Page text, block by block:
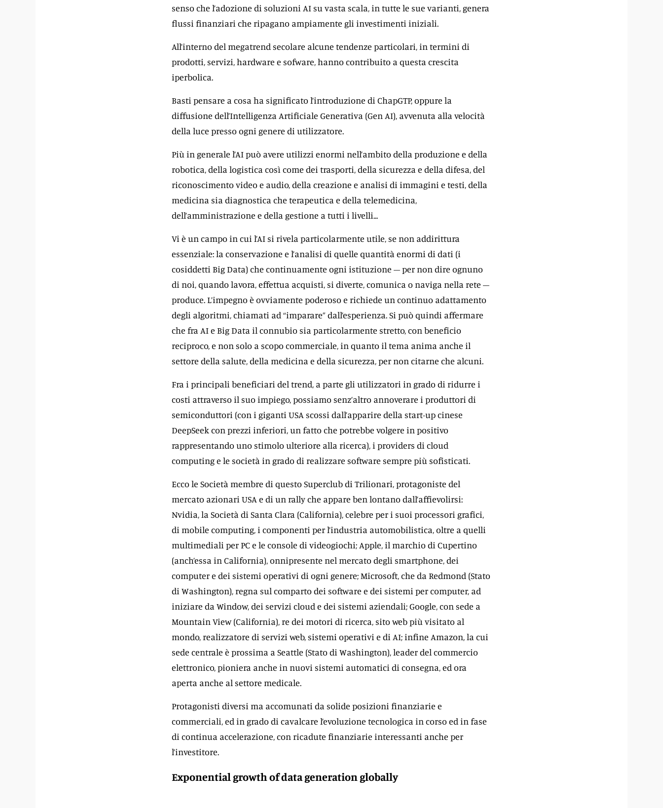
senso che l’adozione di soluzioni AI su vasta scala, in tutte le sue varianti, genera
flussi finanziari che ripagano ampiamente gli investimenti iniziali.
All’interno del megatrend secolare alcune tendenze particolari, in termini di
prodotti, servizi, hardware e sofware, hanno contribuito a questa crescita
iperbolica.
Basti pensare a cosa ha significato l’introduzione di ChapGTP, oppure la
diffusione dell’Intelligenza Artificiale Generativa (Gen AI), avvenuta alla velocità
della luce presso ogni genere di utilizzatore.
Più in generale l’AI può avere utilizzi enormi nell’ambito della produzione e della
robotica, della logistica così come dei trasporti, della sicurezza e della difesa, del
riconoscimento video e audio, della creazione e analisi di immagini e testi, della
medicina sia diagnostica che terapeutica e della telemedicina,
dell’amministrazione e della gestione a tutti i livelli...
Vi è un campo in cui l’AI si rivela particolarmente utile, se non addirittura
essenziale: la conservazione e l’analisi di quelle quantità enormi di dati (i
cosiddetti Big Data) che continuamente ogni istituzione – per non dire ognuno
di noi, quando lavora, effettua acquisti, si diverte, comunica o naviga nella rete –
produce. L’impegno è ovviamente poderoso e richiede un continuo adattamento
degli algoritmi, chiamati ad “imparare” dall’esperienza. Si può quindi affermare
che fra AI e Big Data il connubio sia particolarmente stretto, con beneficio
reciproco, e non solo a scopo commerciale, in quanto il tema anima anche il
settore della salute, della medicina e della sicurezza, per non citarne che alcuni.
Fra i principali beneficiari del trend, a parte gli utilizzatori in grado di ridurre i
costi attraverso il suo impiego, possiamo senz’altro annoverare i produttori di
semiconduttori (con i giganti USA scossi dall’apparire della start-up cinese
DeepSeek con prezzi inferiori, un fatto che potrebbe volgere in positivo
rappresentando uno stimolo ulteriore alla ricerca), i providers di cloud
computing e le società in grado di realizzare software sempre più sofisticati.
Ecco le Società membre di questo Superclub di Trilionari, protagoniste del
mercato azionari USA e di un rally che appare ben lontano dall’affievolirsi:
Nvidia, la Società di Santa Clara (California), celebre per i suoi processori grafici,
di mobile computing, i componenti per l’industria automobilistica, oltre a quelli
multimediali per PC e le console di videogiochi; Apple, il marchio di Cupertino
(anch’essa in California), onnipresente nel mercato degli smartphone, dei
computer e dei sistemi operativi di ogni genere; Microsoft, che da Redmond (Stato
di Washington), regna sul comparto dei software e dei sistemi per computer, ad
iniziare da Window, dei servizi cloud e dei sistemi aziendali; Google, con sede a
Mountain View (California), re dei motori di ricerca, sito web più visitato al
mondo, realizzatore di servizi web, sistemi operativi e di AI; infine Amazon, la cui
sede centrale è prossima a Seattle (Stato di Washington), leader del commercio
elettronico, pioniera anche in nuovi sistemi automatici di consegna, ed ora
aperta anche al settore medicale.
Protagonisti diversi ma accomunati da solide posizioni finanziarie e
commerciali, ed in grado di cavalcare l’evoluzione tecnologica in corso ed in fase
di continua accelerazione, con ricadute finanziarie interessanti anche per
l’investitore.
Exponential growth of data generation globally